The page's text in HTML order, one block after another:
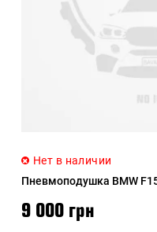
Нет в наличии
Пневмоподушка BMW
9 000 грн